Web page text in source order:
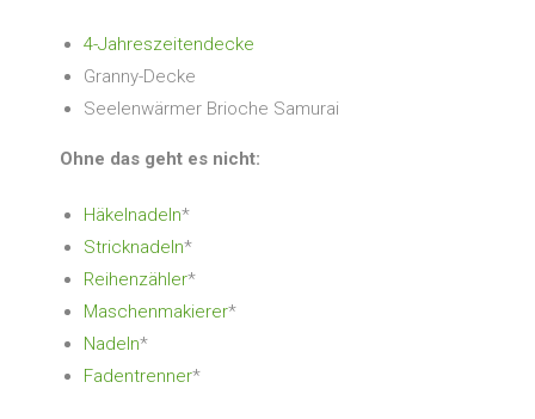
4-Jahreszeitendecke
Granny-Decke
Seelenwärmer Brioche Samurai
Ohne das geht es nicht:
Häkelnadeln*
Stricknadeln*
Reihenzähler*
Maschenmakierer*
Nadeln*
Fadentrenner*